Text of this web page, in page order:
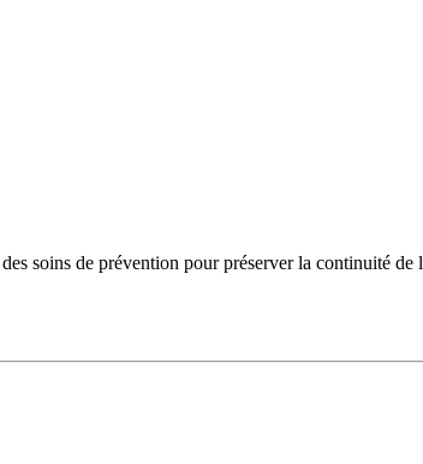
soins de prévention pour préserver la continuité de